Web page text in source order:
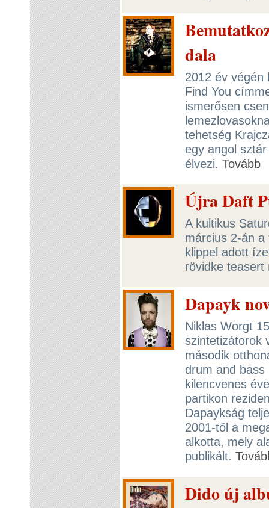
dala
2012 év végén
Find You
ismerősen
tehetség
egy angol
élvezi. Tovább
Újra Daft
A kultikus
március 2-án
klippel adott
rövidke
Dapayk
Niklas Worgt
szintetizátorok
második
drum and
kilencvenes
partikon
Dapaykság
2001-től a
alkotta, mely
publikált.
Dido új